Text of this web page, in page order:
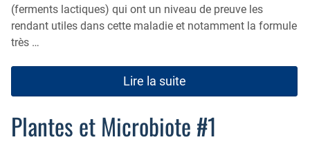
(ferments lactiques) qui ont un niveau de preuve les
rendant utiles dans cette maladie et notamment la formule
très …
Lire la suite
Plantes et Microbiote #1